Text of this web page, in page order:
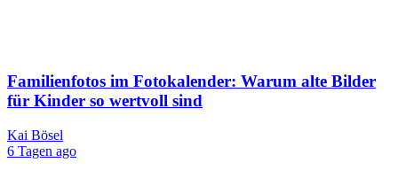
Familienfotos im Fotokalender: Warum alte Bilder
für Kinder so wertvoll sind
Kai Bösel
6 Tagen ago